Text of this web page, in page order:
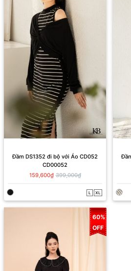
Đầm DS1352 đi bộ với Áo CD052
CD00052
159,600₫ 399,000₫
L XL
60%
OFF